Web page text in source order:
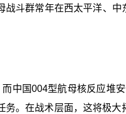
战斗群常年在西太平洋、
而中国004型航母核反应堆
务。在战术层面，这将极